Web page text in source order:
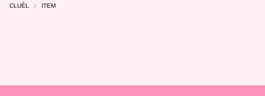
CLUÉL ITEM